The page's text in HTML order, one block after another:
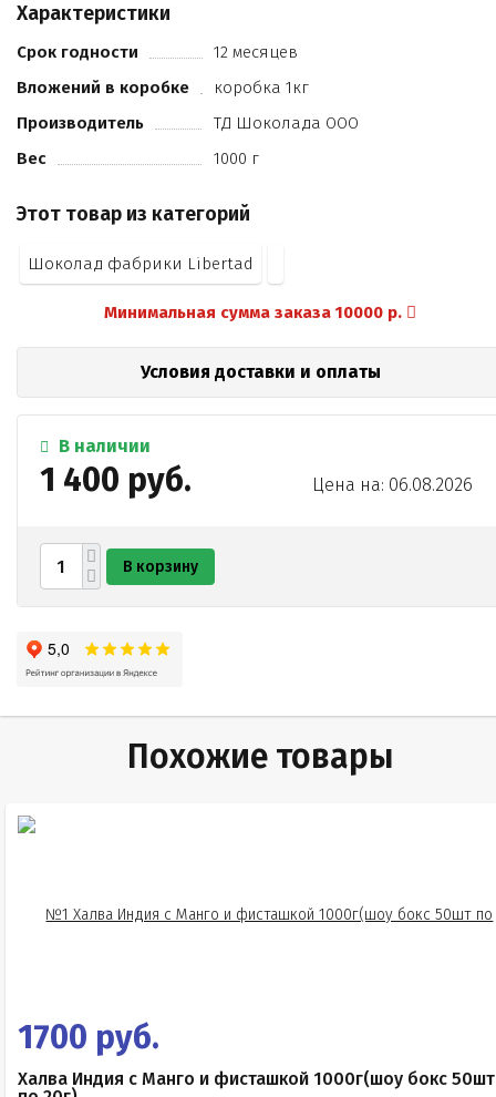
Характеристики
Срок годности
12 месяцев
Вложений в коробке
коробка 1кг
Производитель
ТД Шоколада ООО
Вес
1000 г
Этот товар из категорий
Шоколад фабрики Libertad
Минимальная сумма заказа 10000 р.
Условия доставки и оплаты
В наличии
1 400 руб. Цена на: 06.08.2026
В корзину
Похожие товары
1700 руб.
Халва Индия с Манго и фисташкой 1000г(шоу бокс 50шт